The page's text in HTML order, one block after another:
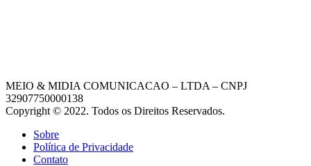
MEIO & MIDIA COMUNICACAO – LTDA – CNPJ
32907750000138
Copyright © 2022. Todos os Direitos Reservados.
Sobre
Política de Privacidade
Contato